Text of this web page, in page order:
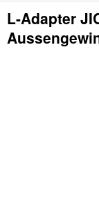
L-Adapter